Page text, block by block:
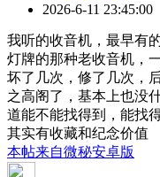
2026-6-11 23:45:00
我听的收音机，最早有
灯牌的那种老收音机，
坏了几次，修了几次，
之高阁了，基本上也没
道能不能找得到，能找
其实有收藏和纪念价值
本帖来自微秘安卓版